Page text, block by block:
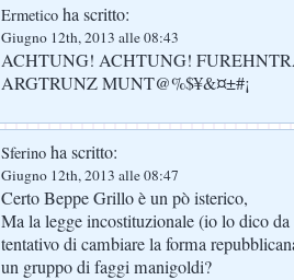
Ermetico ha scritto:
Giugno 12th, 2013 alle 08:43
ACHTUNG! ACHTUNG!
ARGTRUNZ MUNT@%$¥&¤±#¡
Sferino ha scritto:
Giugno 12th, 2013 alle 08:47
Certo Beppe Grillo è un pò isterico,
Ma la legge incostituzionale (io lo dico da
tentativo di cambiare la forma
un gruppo di faggi manigoldi?